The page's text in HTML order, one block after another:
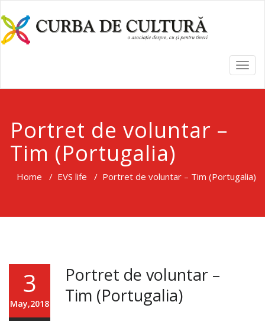
Portret de voluntar –
Tim (Portugalia)
Home / EVS life / Portret de voluntar – Tim (Portugalia)
3
May,2018
Portret de voluntar –
Tim (Portugalia)